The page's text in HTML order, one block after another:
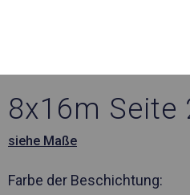
8x16m Seite
siehe Maße
Farbe der Beschichtung: